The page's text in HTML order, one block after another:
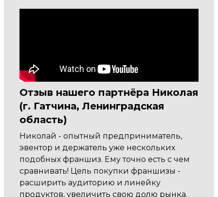
Отзыв нашего партнёра Николая
(г. Гатчина, Ленинградская
область)
Николай - опытный предприниматель,
эвентор и держатель уже нескольких
подобных франшиз. Ему точно есть с чем
сравнивать! Цель покупки франшизы -
расширить аудиторию и линейку
продуктов, увеличить свою долю рынка.